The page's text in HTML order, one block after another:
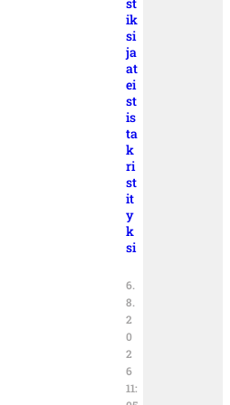
ik
si
ja
at
ei
st
is
ta
k
ri
st
it
y
k
si
6.
8.
2
0
2
6
11: